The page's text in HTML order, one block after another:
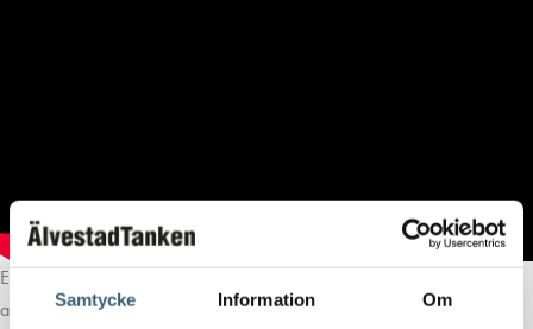
Samtycke Information Om
Enkelt grepp och vattentät tätning, garanterar inget läckage. För tätning
av hål på 1/2” (13-16 mm) huvudrör eller ändar på 1/4” (4-6 mm)